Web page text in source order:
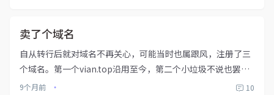
卖了个域名
自从转行后就对域名不再关心，可能当时也属跟风，注册了三
个域名。第一个vian.top沿用至今，第二个小垃圾不说也罢，
第三个boke.asia。当时备案也是倾注颇多心血，icp备案，公
9个月前 • 10